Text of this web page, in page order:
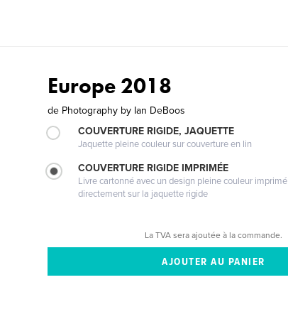
Europe 2018
de Photography by Ian DeBoos
COUVERTURE RIGIDE, JAQUETTE
Jaquette pleine couleur sur couverture en lin
COUVERTURE RIGIDE IMPRIMÉE
Livre cartonné avec un design pleine couleur imprimé
directement sur la jaquette rigide
La TVA sera ajoutée à la commande.